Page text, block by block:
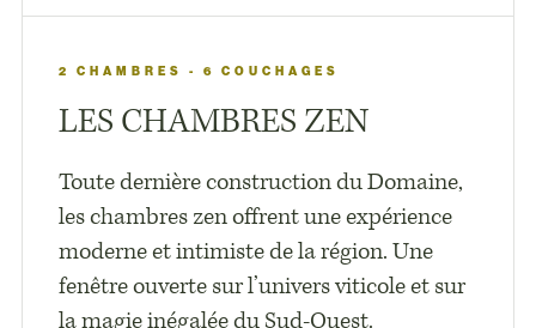
2 CHAMBRES - 6 COUCHAGES
LES CHAMBRES ZEN
Toute dernière construction du Domaine,
les chambres zen offrent une expérience
moderne et intimiste de la région. Une
fenêtre ouverte sur l’univers viticole et sur
la magie inégalée du Sud-Ouest.